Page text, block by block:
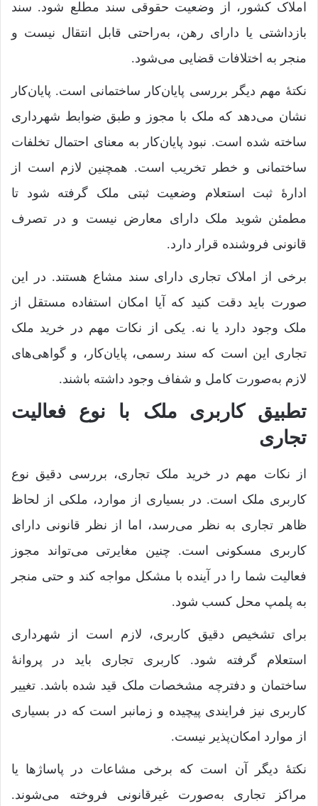
املاک کشور، از وضعیت حقوقی سند مطلع شود. سند
بازداشتی یا دارای رهن، به‌راحتی قابل انتقال نیست و
منجر به اختلافات قضایی می‌شود.
نکتۀ مهم دیگر بررسی پایان‌کار ساختمانی است. پایان‌کار
نشان می‌دهد که ملک با مجوز و طبق ضوابط شهرداری
ساخته شده است. نبود پایان‌کار به معنای احتمال تخلفات
ساختمانی و خطر تخریب است. همچنین لازم است از
ادارۀ ثبت استعلام وضعیت ثبتی ملک گرفته شود تا
مطمئن شوید ملک دارای معارض نیست و در تصرف
قانونی فروشنده قرار دارد.
برخی از املاک تجاری دارای سند مشاع هستند. در این
صورت باید دقت کنید که آیا امکان استفاده مستقل از
ملک وجود دارد یا نه. یکی از نکات مهم در خرید ملک
تجاری این است که سند رسمی، پایان‌کار، و گواهی‌های
لازم به‌صورت کامل و شفاف وجود داشته باشند.
تطبیق کاربری ملک با نوع فعالیت
تجاری
از نکات مهم در خرید ملک تجاری، بررسی دقیق نوع
کاربری ملک است. در بسیاری از موارد، ملکی از لحاظ
ظاهر تجاری به نظر می‌رسد، اما از نظر قانونی دارای
کاربری مسکونی است. چنین مغایرتی می‌تواند مجوز
فعالیت شما را در آینده با مشکل مواجه کند و حتی منجر
به پلمپ محل کسب شود.
برای تشخیص دقیق کاربری، لازم است از شهرداری
استعلام گرفته شود. کاربری تجاری باید در پروانۀ
ساختمان و دفترچه مشخصات ملک قید شده باشد. تغییر
کاربری نیز فرایندی پیچیده و زمانبر است که در بسیاری
از موارد امکان‌پذیر نیست.
نکتۀ دیگر آن است که برخی مشاعات در پاساژها یا
مراکز تجاری به‌صورت غیرقانونی فروخته می‌شوند.